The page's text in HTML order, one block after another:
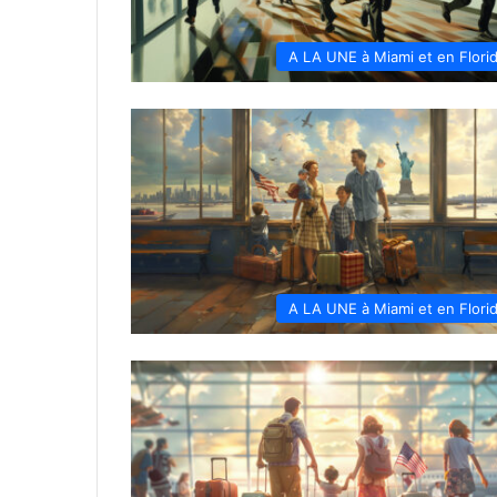
A LA UNE à Miami et en
A LA UNE à Miami et en